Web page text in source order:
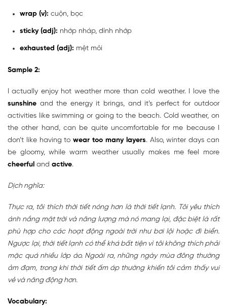
wrap (v): cuộn, bọc
sticky (adj): nhớp nháp, dính nhớp
exhausted (adj): mệt mỏi
Sample 2:
I actually enjoy hot weather more than cold weather. I love the
sunshine and the energy it brings, and it’s perfect for outdoor
activities like swimming or going to the beach. Cold weather, on
the other hand, can be quite uncomfortable for me because I
don’t like having towear too many layers. Also, winter days can
be gloomy, while warm weather usually makes me feel more
cheerful and active.
Dịch nghĩa:
Thực ra, tôi thích thời tiết nóng hơn là thời tiết lạnh. Tôi yêu thích
ánh nắng mặt trời và năng lượng mà nó mang lại, đặc biệt là rất
phù hợp cho các hoạt động ngoài trời như bơi lội hoặc đi biển.
Ngược lại, thời tiết lạnh có thể khá bất tiện vì tôi không thích phải
mặc quá nhiều lớp áo. Ngoài ra, những ngày mùa đông thường
ảm đạm, trong khi thời tiết ấm áp thường khiến tôi cảm thấy vui
vẻ và năng động hơn.
Vocabulary: